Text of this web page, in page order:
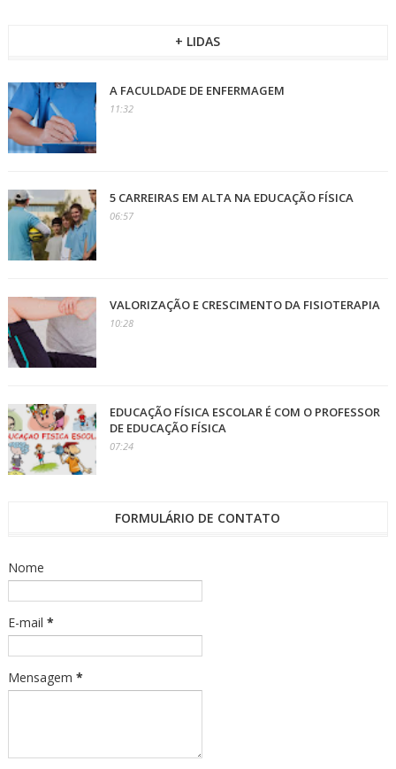
+ LIDAS
A FACULDADE DE ENFERMAGEM
11:32
5 CARREIRAS EM ALTA NA EDUCAÇÃO FÍSICA
06:57
VALORIZAÇÃO E CRESCIMENTO DA FISIOTERAPIA
10:28
EDUCAÇÃO FÍSICA ESCOLAR É COM O PROFESSOR
DE EDUCAÇÃO FÍSICA
07:24
FORMULÁRIO DE CONTATO
Nome
E-mail *
Mensagem *